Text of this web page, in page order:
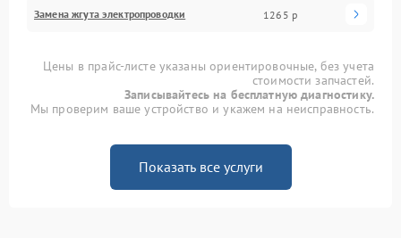
Замена жгута электропроводки 1265 р
Цены в прайс-листе указаны ориентировочные, без учета
стоимости запчастей.
Записывайтесь на бесплатную диагностику.
Мы проверим ваше устройство и укажем на неисправность.
Показать все услуги